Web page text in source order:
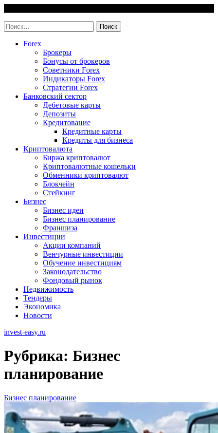
content
Найти:
Forex
Брокеры
Бонусы от брокеров
Советники Forex
Индикаторы Forex
Стратегии Forex
Банковский сектор
Дебетовые карты
Депозиты
Кредитование
Кредитные карты
Кредиты для бизнеса
Криптовалюта
Биржа криптовалют
Криптовалютные кошельки
Обменники криптовалют
Блокчейн
Стейкинг
Бизнес
Бизнес идеи
Бизнес планирование
Франшиза
Инвестиции
Акции компаний
Венчурные инвестиции
Обучение инвестициям
Законодательство
Фондовый рынок
Недвижимость
Тендеры
Экономика
Новости
invest-easy.ru
Рубрика: Бизнес
планирование
Бизнес планирование